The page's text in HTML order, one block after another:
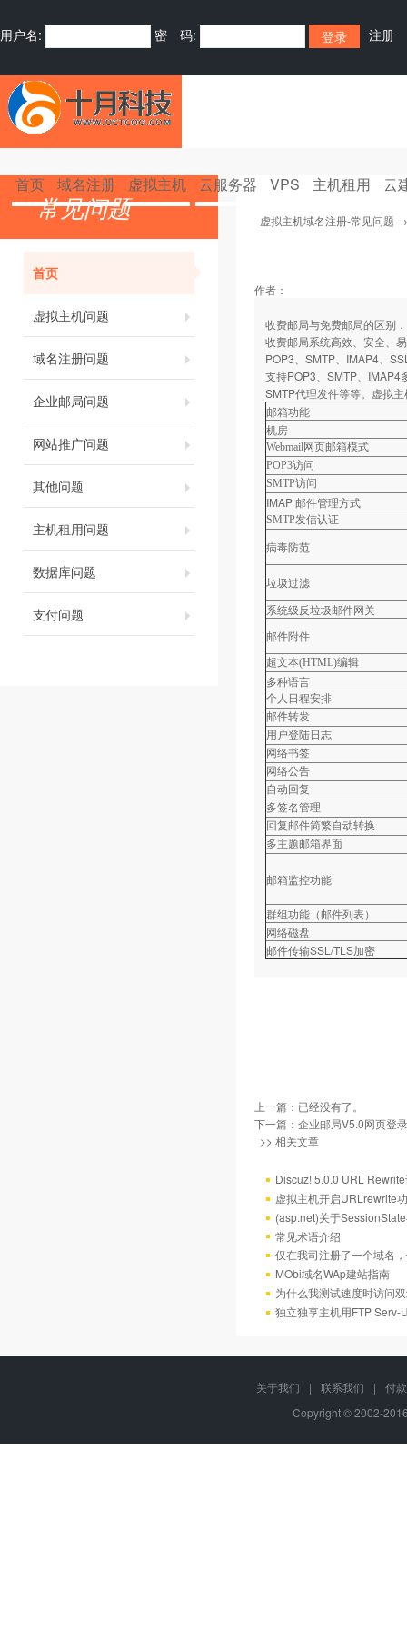
用户名: 密 码: 注册
首页 域名注册 虚拟主机 云服务器 VPS 主机租用 云
常见问题
首页
虚拟主机问题
域名注册问题
企业邮局问题
网站推广问题
其他问题
主机租用问题
数据库问题
支付问题
虚拟主机域名注册-常见问题
作者：
收费邮局与免费邮局的区别．
收费邮局系统高效、安全、
POP3、SMTP、IMAP4、
支持POP3、SMTP、IMAP4
SMTP代理发件等等。虚拟
邮箱功能
机房
Webmail网页邮箱模式
POP3访问
SMTP访问
IMAP 邮件管理方式
SMTP发信认证
病毒防范
垃圾过滤
系统级反垃圾邮件网关
邮件附件
超文本(HTML)编辑
多种语言
个人日程安排
邮件转发
用户登陆日志
网络书签
网络公告
自动回复
多签名管理
回复邮件简繁自动转换
多主题邮箱界面
邮箱监控功能
群组功能（邮件列表）
网络磁盘
邮件传输SSL/TLS加密
上一篇：已经没有了。
下一篇： 企业邮局V5.0网页登
>> 相关文章
Discuz! 5.0.0 URL
虚拟主机开启URLrewrite
(asp.net)关于
常见术语介绍
仅在我司注册了一个域名
MObi域名WAp建站指南
为什么我测试速度时访问
独立独享主机用FTP Serv-
关于我们 | 联系我们 |
付
Copyright © 2002-